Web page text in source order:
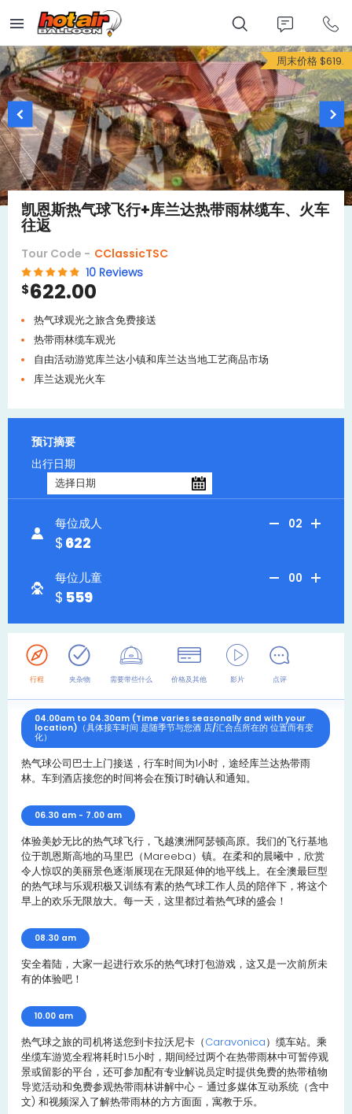
main
content
周末价格 $619.
凯恩斯热气球飞行+库兰达热带雨林缆车、火车
往返
Tour Code - CClassicTSC
10 Reviews
$622.00
热气球观光之旅含免费接送
热带雨林缆车观光
自由活动游览库兰达小镇和库兰达当地工艺商品市场
库兰达观光火车
预订摘要
出行日期
每位成人
622
02
每位儿童
559
00
行程 夹杂物 需要带些什么 价格及其他 影片 点评
04.00am to 04.30am (Time varies seasonally and with your
location)（具体接车时间 是随季节与您酒 店/汇合点所在的 位置而有变
化）
热气球公司巴士上门接送，行车时间为1小时，途经库兰达热带雨
林。车到酒店接您的时间将会在预订时确认和通知。
06.30 am - 7.00 am
体验美妙无比的热气球飞行，飞越澳洲阿瑟顿高原。我们的飞行基地
位于凯恩斯高地的马里巴（Mareeba）镇。在柔和的晨曦中，欣赏
令人惊叹的美丽景色逐渐展现在无限延伸的地平线上。在全澳最巨型
的热气球与乐观积极又训练有素的热气球工作人员的陪伴下，将这个
早上的欢乐无限放大。每一天，这里都过着热气球的盛会！
08.30 am
安全着陆，大家一起进行欢乐的热气球打包游戏，这又是一次前所未
有的体验吧！
10.00 am
热气球之旅的司机将送您到卡拉沃尼卡（Caravonica）缆车站。乘
坐缆车游览全程将耗时1.5小时，期间经过两个在热带雨林中可暂停观
景或留影的平台，还可参加配有专业解说员定时提供免费的热带植物
导览活动和免费参观热带雨林讲解中心 - 通过多媒体互动系统（含中
文) 和视频深入了解热带雨林的方方面面，寓教于乐。